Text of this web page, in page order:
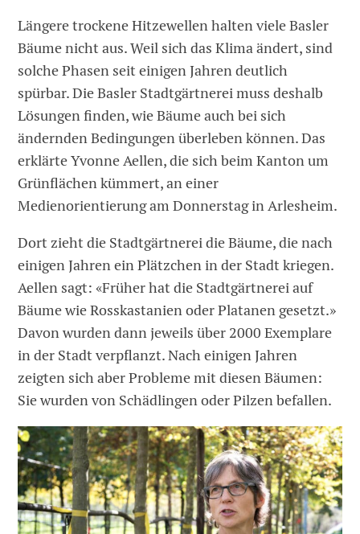
Längere trockene Hitzewellen halten viele Basler
Bäume nicht aus. Weil sich das Klima ändert, sind
solche Phasen seit einigen Jahren deutlich
spürbar. Die Basler Stadtgärtnerei muss deshalb
Lösungen finden, wie Bäume auch bei sich
ändernden Bedingungen überleben können. Das
erklärte Yvonne Aellen, die sich beim Kanton um
Grünflächen kümmert, an einer
Medienorientierung am Donnerstag in Arlesheim.
Dort zieht die Stadtgärtnerei die Bäume, die nach
einigen Jahren ein Plätzchen in der Stadt kriegen.
Aellen sagt: «Früher hat die Stadtgärtnerei auf
Bäume wie Rosskastanien oder Platanen gesetzt.»
Davon wurden dann jeweils über 2000 Exemplare
in der Stadt verpflanzt. Nach einigen Jahren
zeigten sich aber Probleme mit diesen Bäumen:
Sie wurden von Schädlingen oder Pilzen befallen.